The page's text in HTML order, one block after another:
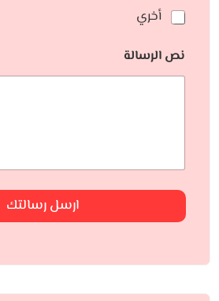
أخري
نص الرسالة
ارسل رسالتك